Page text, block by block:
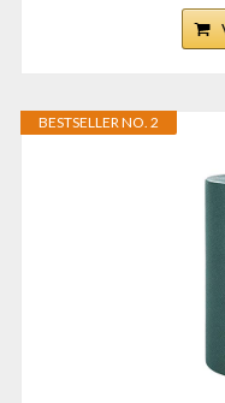
BESTSELLER NO. 2